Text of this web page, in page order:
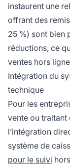
instaurent une
offrant des
25 %) sont bien
réductions, ce
ventes hors
Intégration du
technique
Pour les
vente ou traitant
l’intégration
système de
pour le suivi